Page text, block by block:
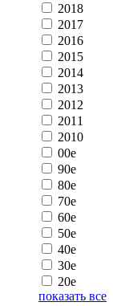
2018
2017
2016
2015
2014
2013
2012
2011
2010
00e
90e
80e
70e
60e
50e
40e
30e
20e
показать все